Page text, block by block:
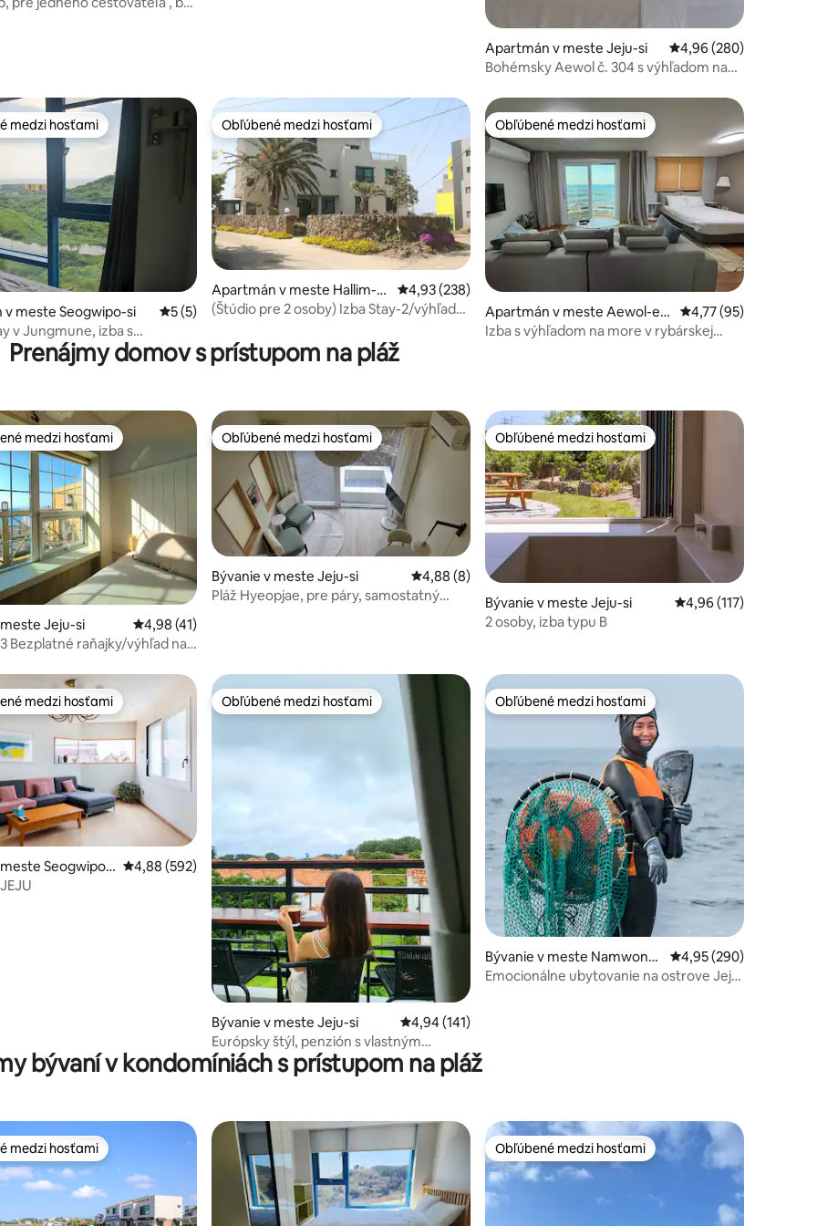
Apartmán v meste Jeju-si Priemerné
4,96 (280)
Bohémsky Aewol č. 304 s výhľadom na
4,97 z 5, počet hodnotení: 34
medzi hosťami
medzi hosťami
meste Seogwipo-si Priemerné ohodnotenie 5 z 5, počet hodnotení: 5
5 (5)
v Jungmune, izba s
na more! - Vítané dlhodobé
Obľúbené medzi hosťami
Obľúbené medzi hosťami
Apartmán v meste Hallim-e
ub, Cheju
Priemerné ohodnotenie 4,93 z 5, počet hodnotení: 238
4,93 (238)
(Štúdio pre 2 osoby) Izba Stay-2/výhľad
Obľúbené medzi hosťami
Obľúbené medzi hosťami
Apartmán v meste Aewol-eu
p, Cheju
Priemerné
4,77 (95)
Izba s výhľadom na more v rybárskej
Prenájmy domov s prístupom na pláž
4,96 z 5, počet hodnotení: 51
medzi hosťami
medzi hosťami
Jeju-si Priemerné ohodnotenie 4,98 z 5, počet hodnotení: 41
4,98 (41)
Bezplatné raňajky/výhľad na
od pláže Handam/5
15 minút od Hyeopjae
Obľúbené medzi hosťami
Obľúbené medzi hosťami
Bývanie v meste Jeju-si Priemerné ohodnotenie 4,88 z 5, počet hodnotení: 8
4,88 (8)
Pláž Hyeopjae, pre páry, samostatný
Obľúbené medzi hosťami
Obľúbené medzi hosťami
Bývanie v meste Jeju-si Priemerné
4,96 (117)
2 osoby, izba typu B
4,91 z 5, počet hodnotení: 11
medzi hosťami
medzi hosťami
Seogwipo-
Priemerné ohodnotenie 4,88 z 5, počet hodnotení: 592
4,88 (592)
Obľúbené medzi hosťami
Obľúbené medzi hosťami
Bývanie v meste Jeju-si Priemerné ohodnotenie 4,94 z 5, počet hodnotení: 141
4,94 (141)
Európsky štýl, penzión s vlastným
vchodom, panelová terasa
Obľúbené medzi hosťami
Obľúbené medzi hosťami
Bývanie v meste Namwon-e
up, Seogwipo-si
Priemerné
4,95 (290)
Emocionálne ubytovanie na ostrove Jeju
bývaní v kondomíniách s prístupom na pláž
medzi hosťami
medzi hosťami Obľúbené medzi hosťami
Obľúbené medzi hosťami